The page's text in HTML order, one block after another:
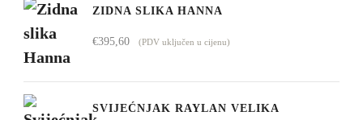
ZIDNA SLIKA HANNA
€395,60 (PDV uključen u cijenu)
SVIJEĆNJAK RAYLAN VELIKA